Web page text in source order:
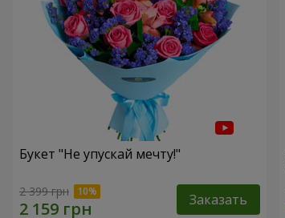
Букет "Не упускай мечту!"
2 399 грн Заказать